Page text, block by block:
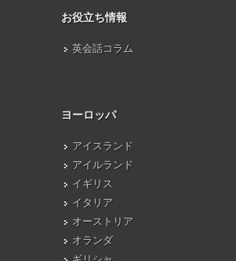
お役立ち情報
英会話コラム
ヨーロッパ
アイスランド
アイルランド
イギリス
イタリア
オーストリア
オランダ